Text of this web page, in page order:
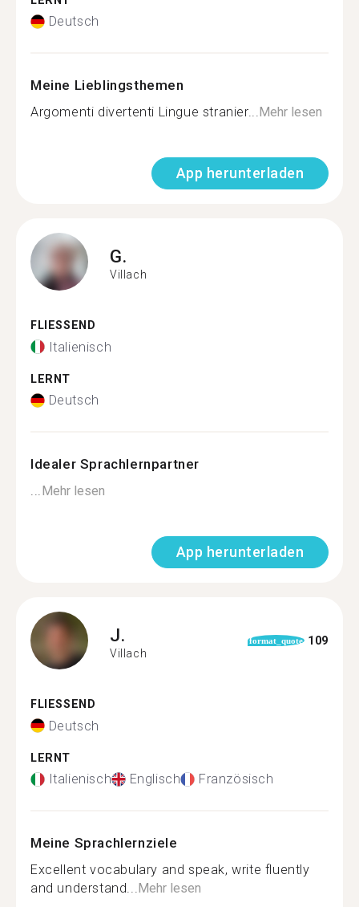
Deutsch
Meine Lieblingsthemen
Argomenti divertenti Lingue stranier...Mehr lesen
App herunterladen
G.
Villach
FLIESSEND
Italienisch
LERNT
Deutsch
Idealer Sprachlernpartner
...Mehr lesen
App herunterladen
J.
Villach
format_quote 109
FLIESSEND
Deutsch
LERNT
Italienisch Englisch Französisch
Meine Sprachlernziele
Excellent vocabulary and speak, write fluently
and understand...Mehr lesen